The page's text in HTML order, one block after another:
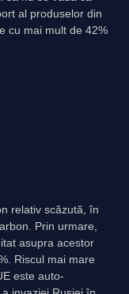
al produselor din
cu mai mult de 42%
relativ scăzută, în
Prin urmare,
asupra acestor
Riscul mai mare
este auto-